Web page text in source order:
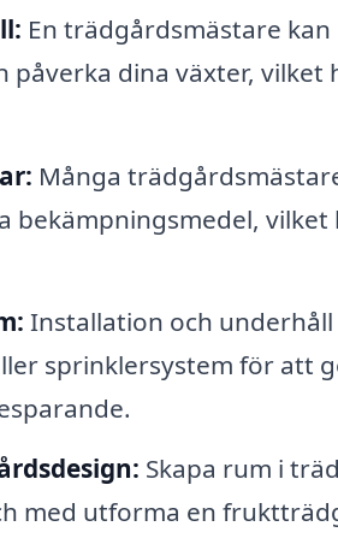
En trädgårdsmästare
påverka dina växter,
Många
bekämpningsmedel,
Installation och
sprinklersystem för att
Skapa rum i
med utforma en